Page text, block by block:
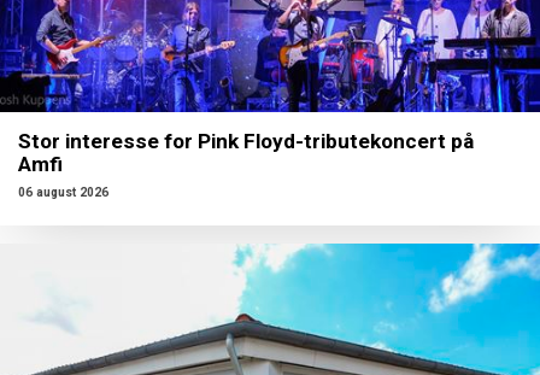
Stor interesse for Pink Floyd-tributekoncert på
Amfi
06 august 2026